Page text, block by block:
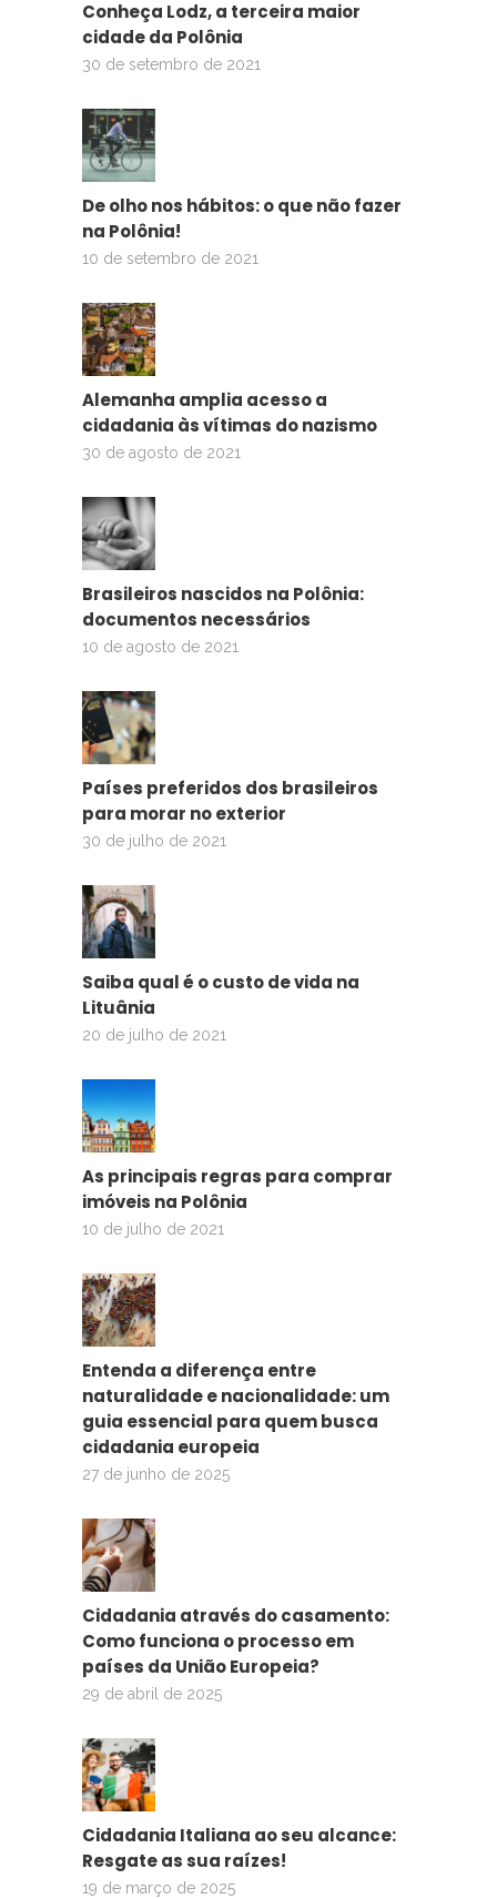
Conheça Lodz, a terceira maior
cidade da Polônia
30 de setembro de 2021
De olho nos hábitos: o que não fazer
na Polônia!
10 de setembro de 2021
Alemanha amplia acesso a
cidadania às vítimas do nazismo
30 de agosto de 2021
Brasileiros nascidos na Polônia:
documentos necessários
10 de agosto de 2021
Países preferidos dos brasileiros
para morar no exterior
30 de julho de 2021
Saiba qual é o custo de vida na
Lituânia
20 de julho de 2021
As principais regras para comprar
imóveis na Polônia
10 de julho de 2021
Entenda a diferença entre
naturalidade e nacionalidade: um
guia essencial para quem busca
cidadania europeia
27 de junho de 2025
Cidadania através do casamento:
Como funciona o processo em
países da União Europeia?
29 de abril de 2025
Cidadania Italiana ao seu alcance:
Resgate as sua raízes!
19 de março de 2025